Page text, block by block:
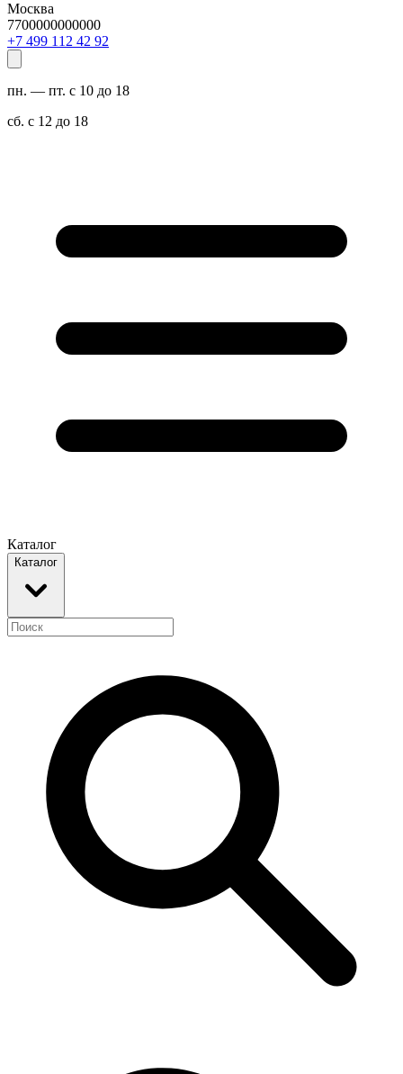
Москва
7700000000000
29 24 211 994 7+
пн. — пт. с 10 до 18
сб. с 12 до 18
Каталог
Каталог